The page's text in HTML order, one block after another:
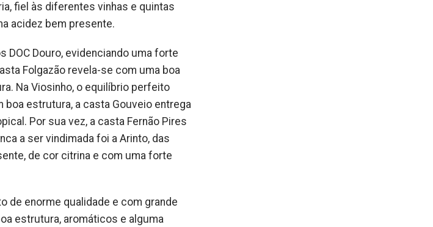
fiel às diferentes vinhas e quintas
acidez bem presente.
Douro, evidenciando uma forte
Folgazão revela-se com uma boa
Na Viosinho, o equilíbrio perfeito
estrutura, a casta Gouveio entrega
Por sua vez, a casta Fernão Pires
a ser vindimada foi a Arinto, das
de cor citrina e com uma forte
de enorme qualidade e com grande
estrutura, aromáticos e alguma